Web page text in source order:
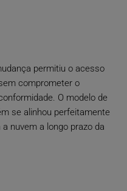
permitiu o acesso
comprometer o
O modelo de
se alinhou perfeitamente
nuvem a longo prazo da